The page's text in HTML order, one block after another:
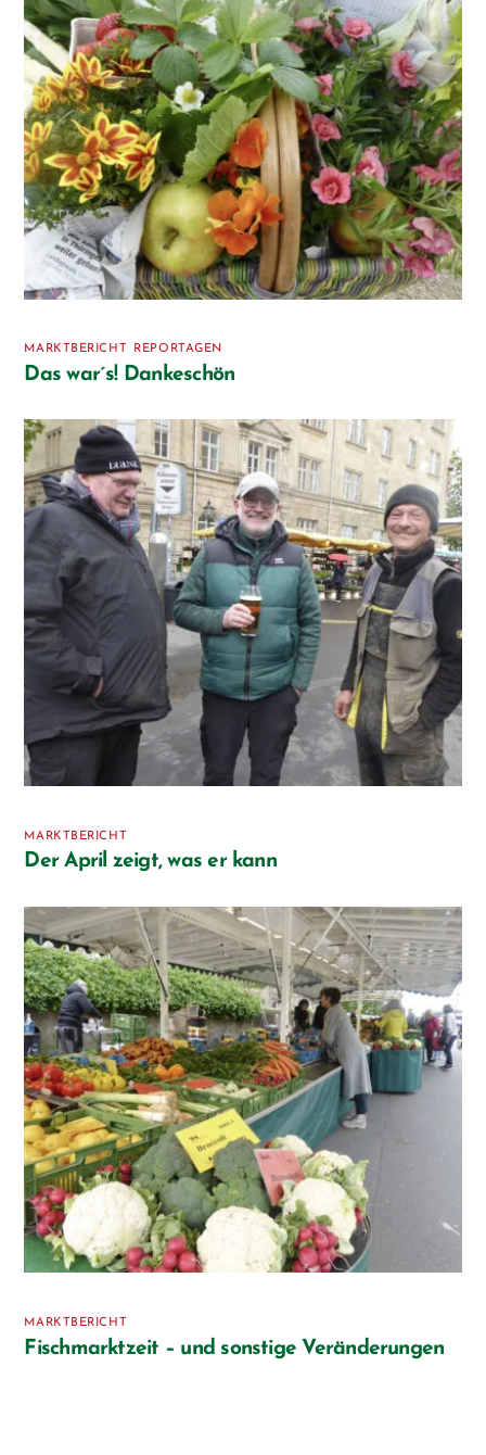
MARKTBERICHT REPORTAGEN
Das war´s! Dankeschön
MARKTBERICHT
Der April zeigt, was er kann
MARKTBERICHT
Fischmarktzeit – und sonstige Veränderungen